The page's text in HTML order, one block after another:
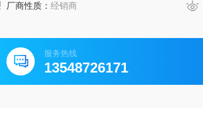
厂商性质：经销商
服务热线
13548726171